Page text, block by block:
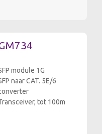
module 1G
naar CAT. 5E/6
tot 100m